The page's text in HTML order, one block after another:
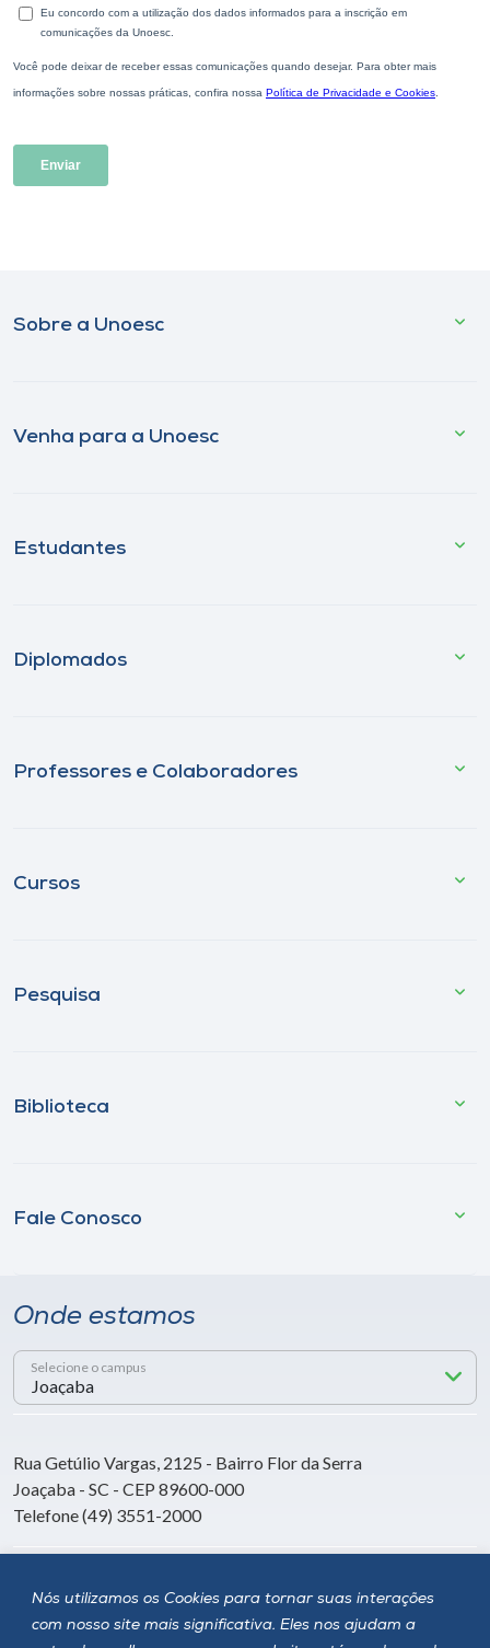
Nós utilizamos os Cookies para tornar suas interações
com nosso site mais significativa. Eles nos ajudam a
Sobre a Unoesc
Venha para a Unoesc
Estudantes
Diplomados
Professores e Colaboradores
Cursos
Pesquisa
Biblioteca
Fale Conosco
Onde estamos
Selecione o campus
Rua Getúlio Vargas, 2125 - Bairro Flor da Serra
Joaçaba - SC - CEP 89600-000
Telefone (49) 3551-2000
Siga a Unoesc